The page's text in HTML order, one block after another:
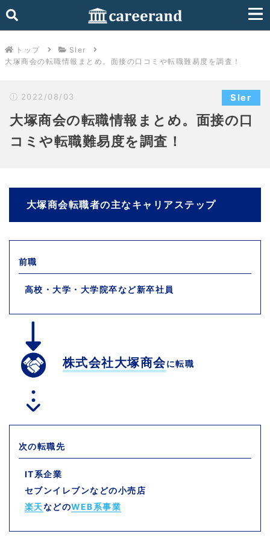
トップ
SIer
大塚商会の転職情報まとめ。面接の口コミや転職難易度を調査！
2022/08/03 SIer
大塚商会の転職情報まとめ。面接の口
コミや転職難易度を調査！
大塚商会転職者の主なキャリアステップ
前職
高校・大学・大学院卒など新卒社員
株式会社大塚商会に転職
次の転職先
IT系企業
セブンイレブンなどの小売店
楽天などのWEB系事業